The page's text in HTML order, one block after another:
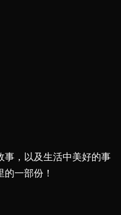
事，以及生活中美好的事
一部份！